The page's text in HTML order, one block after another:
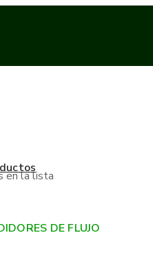
en la lista
DE FLUJO